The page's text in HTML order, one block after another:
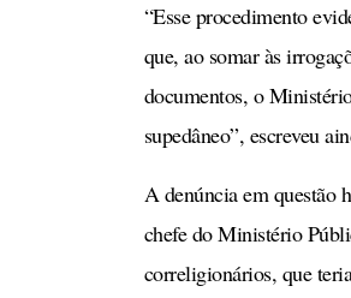
“Esse procedimento
que, ao somar às
documentos, o
supedâneo”, escreveu
A denúncia em questão
chefe do Ministério
correligionários, que